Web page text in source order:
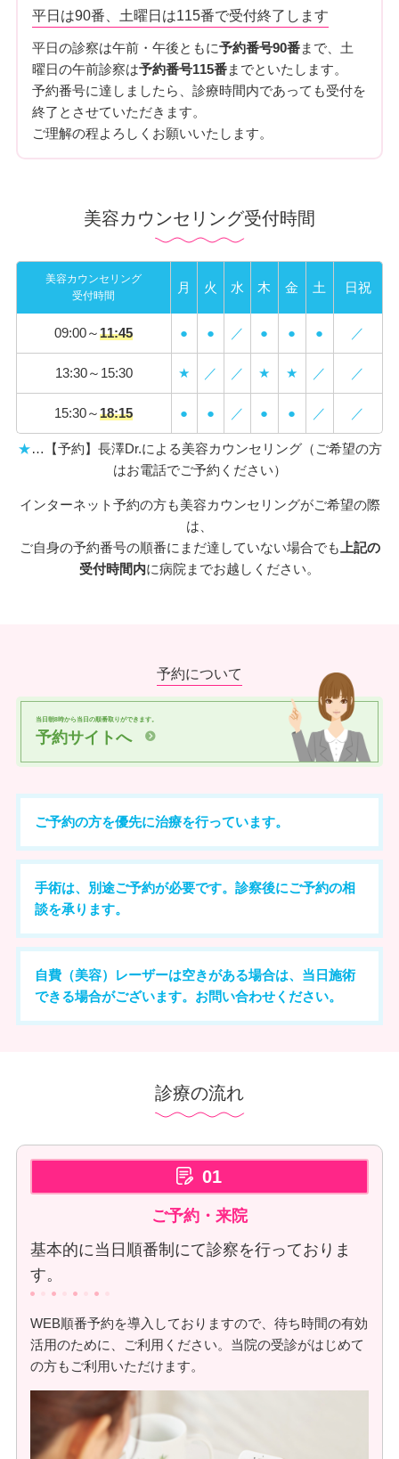
平日は90番、土曜日は115番で受付終了します
平日の診察は午前・午後ともに予約番号90番まで、土
曜日の午前診察は予約番号115番までといたします。
予約番号に達しましたら、診療時間内であっても受付を
終了とさせていただきます。
ご理解の程よろしくお願いいたします。
美容カウンセリング受付時間
美容カウンセリング
受付時間
月 火 水 木 金 土 日祝
09:00～11:45 ● ● ／ ● ● ● ／
13:30～15:30 ★ ／ ／ ★ ★ ／ ／
15:30～18:15 ● ● ／ ● ● ／ ／
★…【予約】長澤Dr.による美容カウンセリング（ご希望の方
はお電話でご予約ください）
インターネット予約の方も美容カウンセリングがご希望の際
は、
ご自身の予約番号の順番にまだ達していない場合でも 上記の
受付時間内に病院までお越しください。
予約について
当日朝8時から当日の順番取りができます。
予約サイトへ
ご予約の方を優先に治療を行っています。
手術は、別途ご予約が必要です。診察後にご予約の相
談を承ります。
自費（美容）レーザーは空きがある場合は、当日施術
できる場合がございます。お問い合わせください。
診療の流れ
01
ご予約・来院
基本的に当日順番制にて診察を行っておりま
す。
WEB順番予約を導入しておりますので、待ち時間の有効
活用のために、ご利用ください。当院の受診がはじめて
の方もご利用いただけます。